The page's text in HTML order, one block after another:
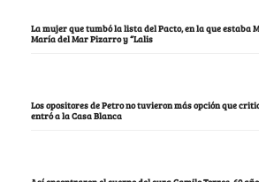
La mujer que tumbó la lista del Pacto, en la que estaba
María del Mar Pizarro y “Lalis
Los opositores de Petro no tuvieron más opción que
entró a la Casa Blanca